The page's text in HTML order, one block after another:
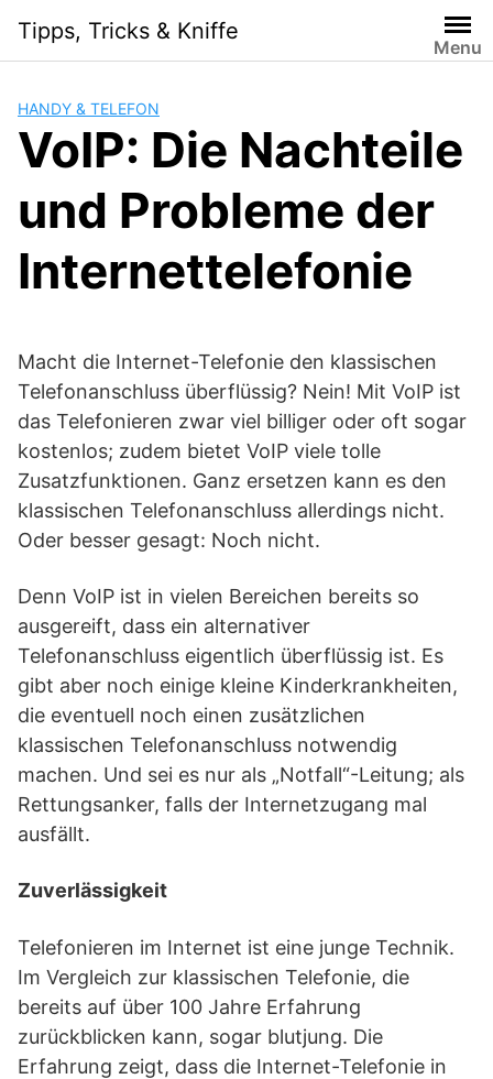
content
Tipps, Tricks & Kniffe
Menu
HANDY & TELEFON
VoIP: Die Nachteile
und Probleme der
Internettelefonie
Macht die Internet-Telefonie den klassischen
Telefonanschluss überflüssig? Nein! Mit VoIP ist
das Telefonieren zwar viel billiger oder oft sogar
kostenlos; zudem bietet VoIP viele tolle
Zusatzfunktionen. Ganz ersetzen kann es den
klassischen Telefonanschluss allerdings nicht.
Oder besser gesagt: Noch nicht.
Denn VoIP ist in vielen Bereichen bereits so
ausgereift, dass ein alternativer
Telefonanschluss eigentlich überflüssig ist. Es
gibt aber noch einige kleine Kinderkrankheiten,
die eventuell noch einen zusätzlichen
klassischen Telefonanschluss notwendig
machen. Und sei es nur als „Notfall“-Leitung; als
Rettungsanker, falls der Internetzugang mal
ausfällt.
Zuverlässigkeit
Telefonieren im Internet ist eine junge Technik.
Im Vergleich zur klassischen Telefonie, die
bereits auf über 100 Jahre Erfahrung
zurückblicken kann, sogar blutjung. Die
Erfahrung zeigt, dass die Internet-Telefonie in